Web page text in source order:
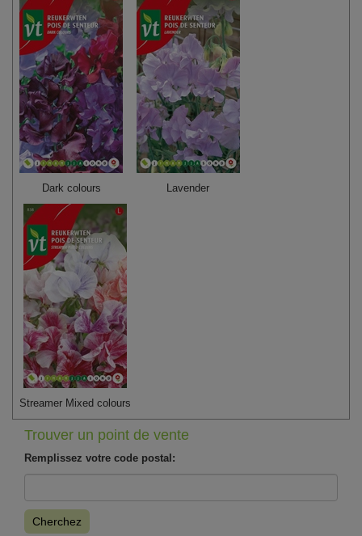
Dark colours Lavender
Streamer Mixed colours
Trouver un point de vente
Remplissez votre code postal:
Cherchez